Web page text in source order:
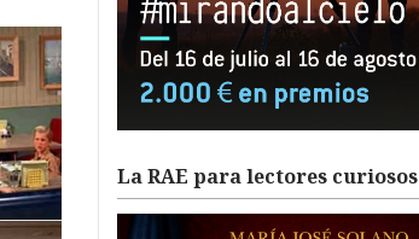
La RAE para lectores curiosos